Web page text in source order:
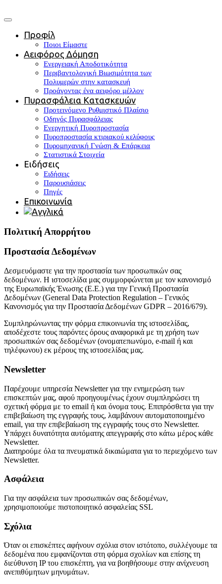
Προφίλ
Ποιοι Είμαστε
Αειφόρος Δόμηση
Ενεργειακή Αποδοτικότητα
Περιβαντολογική Βιωσιμότητα των
Πολυμερών στην κατασκευή
Προάγοντας ένα αειφόρο μέλλον
Πυρασφάλεια Κατασκευών
Προτεινόμενο Ρυθμιστικό Πλαίσιο
Οδηγός Πυρασφάλειας
Ενεργητική Πυροπροστασία
Πυροπροστασία κτιριακού κελύφους
Πυρομηχανική Γνώση & Επάρκεια
Στατιστικά Στοιχεία
Ειδήσεις
Ειδήσεις
Παρουσιάσεις
Πηγές
Επικοινωνία
Πολιτική Απορρήτου
Προστασία Δεδομένων
Δεσμευόμαστε για την προστασία των προσωπικών σας
δεδομένων. Η ιστοσελίδα μας συμμορφώνεται με τον κανονισμό
της Ευρωπαϊκής Ένωσης (Ε.Ε.) για την Γενική Προστασία
Δεδομένων (General Data Protection Regulation – Γενικός
Κανονισμός για την Προστασία Δεδομένων GDPR – 2016/679).
Συμπληρώνωντας την φόρμα επικοινωνία της ιστοσελίδας,
αποδέχεστε τους παρόντες όρους αναφορικά με τη χρήση των
προσωπικών σας δεδομένων (ονοματεπωνύμο, e-mail ή και
τηλέφωνου) εκ μέρους της ιστοσελίδας μας.
Newsletter
Παρέχουμε υπηρεσία Newsletter για την ενημερώση των
επισκεπτών μας, αφού προηγουμένως έχουν συμπληρώσει τη
σχετική φόρμα με το email ή και όνομα τους. Επιπρόσθετα για την
επιβεβαίωση της εγγραφής τους, λαμβάνουν αυτοματοποιημένο
email, για την επιβεβαίωση της εγγραφής τους στο Newsletter.
Υπάρχει δυνατότητα αυτόματης απεγγραφής στο κάτω μέρος κάθε
Newsletter.
Διατηρούμε όλα τα πνευματικά δικαιώματα για το περιεχόμενο των
Newsletter.
Ασφάλεια
Για την ασφάλεια των προσωπικών σας δεδομένων,
χρησιμοποιούμε πιστοποιητικό ασφαλείας SSL
Σχόλια
Όταν οι επισκέπτες αφήνουν σχόλια στον ιστότοπο, συλλέγουμε τα
δεδομένα που εμφανίζονται στη φόρμα σχολίων και επίσης τη
διεύθυνση IP του επισκέπτη, για να βοηθήσουμε στην ανίχνευση
ανεπιθύμητων μηνυμάτων.